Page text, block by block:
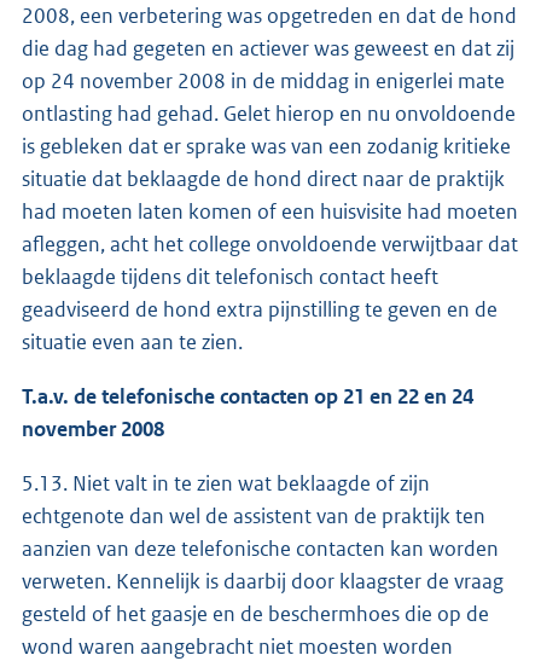
2008, een verbetering was opgetreden en dat de hond
die dag had gegeten en actiever was geweest en dat zij
op 24 november 2008 in de middag in enigerlei mate
ontlasting had gehad. Gelet hierop en nu onvoldoende
is gebleken dat er sprake was van een zodanig kritieke
situatie dat beklaagde de hond direct naar de praktijk
had moeten laten komen of een huisvisite had moeten
afleggen, acht het college onvoldoende verwijtbaar dat
beklaagde tijdens dit telefonisch contact heeft
geadviseerd de hond extra pijnstilling te geven en de
situatie even aan te zien.
T.a.v. de telefonische contacten op 21 en 22 en 24
november 2008
5.13. Niet valt in te zien wat beklaagde of zijn
echtgenote dan wel de assistent van de praktijk ten
aanzien van deze telefonische contacten kan worden
verweten. Kennelijk is daarbij door klaagster de vraag
gesteld of het gaasje en de beschermhoes die op de
wond waren aangebracht niet moesten worden